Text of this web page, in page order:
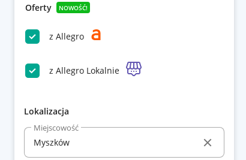
Oferty NOWOŚĆ!
z Allegro
z Allegro Lokalnie
Lokalizacja
Miejscowość